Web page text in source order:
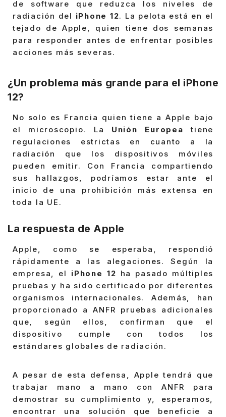
de software que reduzca los niveles de
radiación del iPhone 12. La pelota está en el
tejado de Apple, quien tiene dos semanas
para responder antes de enfrentar posibles
acciones más severas.
¿Un problema más grande para el iPhone
12?
No solo es Francia quien tiene a Apple bajo
el microscopio. La Unión Europea tiene
regulaciones estrictas en cuanto a la
radiación que los dispositivos móviles
pueden emitir. Con Francia compartiendo
sus hallazgos, podríamos estar ante el
inicio de una prohibición más extensa en
toda la UE.
La respuesta de Apple
Apple, como se esperaba, respondió
rápidamente a las alegaciones. Según la
empresa, el iPhone 12 ha pasado múltiples
pruebas y ha sido certificado por diferentes
organismos internacionales. Además, han
proporcionado a ANFR pruebas adicionales
que, según ellos, confirman que el
dispositivo cumple con todos los
estándares globales de radiación.
A pesar de esta defensa, Apple tendrá que
trabajar mano a mano con ANFR para
demostrar su cumplimiento y, esperamos,
encontrar una solución que beneficie a